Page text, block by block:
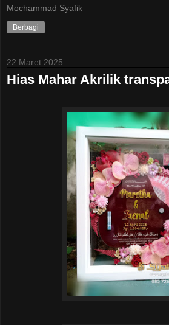
Mochammad Syafik
Berbagi
22 Maret 2025
Hias Mahar Akrilik